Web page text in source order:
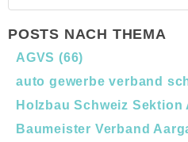
POSTS NACH THEMA
AGVS (66)
auto gewerbe verband
Holzbau Schweiz Sektion
Baumeister Verband